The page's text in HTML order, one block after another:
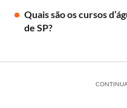
Quais são os cursos
de SP?